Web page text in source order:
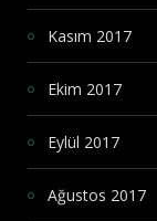
Kasım 2017
Ekim 2017
Eylül 2017
Ağustos 2017